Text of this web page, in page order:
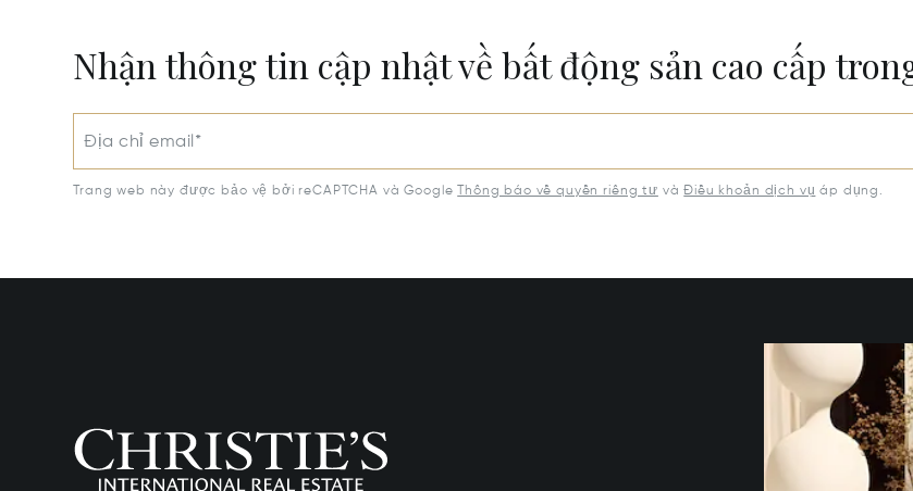
Nhận thông tin cập nhật về bất động sản cao cấp
Địa chỉ email*
Trang web này được bảo vệ bởi reCAPTCHA và Google Thông báo về quyền riêng tư vàĐiều khoản dịch vụ áp dụng.